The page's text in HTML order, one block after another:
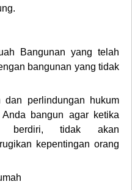
Bangunan yang telah
bangunan yang tidak
dan perlindungan hukum
bangun agar ketika
berdiri, tidak akan
kepentingan orang